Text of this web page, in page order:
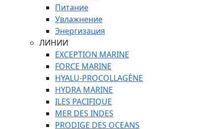
Питание
Увлажнение
Энергизация
ЛИНИИ
EXCEPTION MARINE
FORCE MARINE
HYALU-PROCOLLAGÈNE
HYDRA MARINE
ILES PACIFIQUE
MER DES INDES
PRODIGE DES OCEANS